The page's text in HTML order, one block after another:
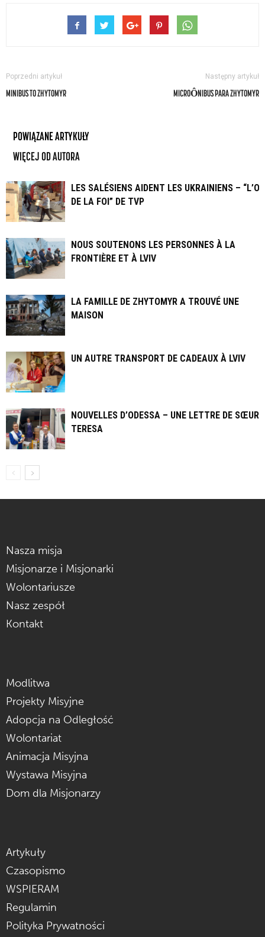
Poprzedni artykuł
MINIBUS TO ZHYTOMYR
Następny artykuł
MICROÔNIBUS PARA ZHYTOMYR
POWIĄZANE ARTYKUŁY
WIĘCEJ OD AUTORA
LES SALÉSIENS AIDENT LES UKRAINIENS –
DE LA FOI” DE TVP
NOUS SOUTENONS LES PERSONNES À LA
FRONTIÈRE ET À LVIV
LA FAMILLE DE ZHYTOMYR A TROUVÉ UNE
MAISON
UN AUTRE TRANSPORT DE CADEAUX À LVIV
NOUVELLES D’ODESSA – UNE LETTRE DE SŒUR
TERESA
Nasza misja
Misjonarze i Misjonarki
Wolontariusze
Nasz zespół
Kontakt
Modlitwa
Projekty Misyjne
Adopcja na Odległość
Wolontariat
Animacja Misyjna
Wystawa Misyjna
Dom dla Misjonarzy
Artykuły
Czasopismo
WSPIERAM
Regulamin
Polityka Prywatności